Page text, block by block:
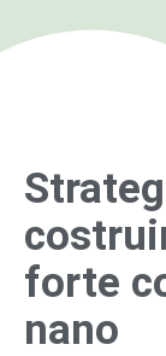
forte
nano